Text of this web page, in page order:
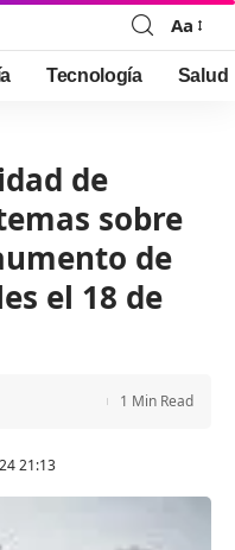
Font
Resizer
Aa
Tecnología Salud
de
sobre
de
el 18 de
21:13
1 Min Read